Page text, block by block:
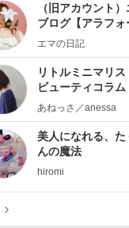
（旧アカウント
ブログ【アラフォ
社売却セカンドラ
エマの日記
リトルミニマリス
ビューティコラ
little
あねっさ／anessa
美人になれる、た
んの魔法
hiromi